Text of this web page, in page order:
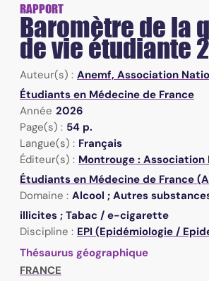
RAPPORT
Baromètre de la
de vie étudiante
Auteur(s) : Anemf, Association
Étudiants en Médecine de France
Année 2026
Page(s) : 54 p.
Langue(s) : Français
Éditeur(s) : Montrouge : Association
Étudiants en Médecine de France
Domaine : Alcool ; Autres
illicites ; Tabac / e-cigarette
Discipline : EPI (Epidémiologie /
Thésaurus géographique
FRANCE